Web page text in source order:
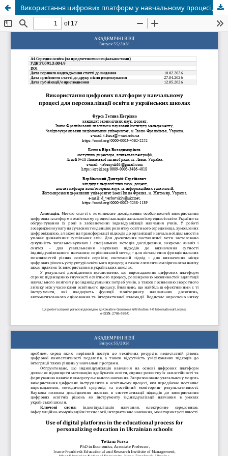
Використання цифрових платформ у навчальному процесі для персоналізації освіти в українських школах